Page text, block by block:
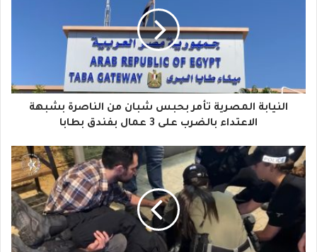
ا
إ
ل
ر
النيابة المصرية تأمر بحبس شبان من الناصرة بشبهة
الاعتداء بالضرب على 3 عمال بفندق بطابا